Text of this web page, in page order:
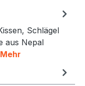
Schlägel
aus Nepal
Mehr